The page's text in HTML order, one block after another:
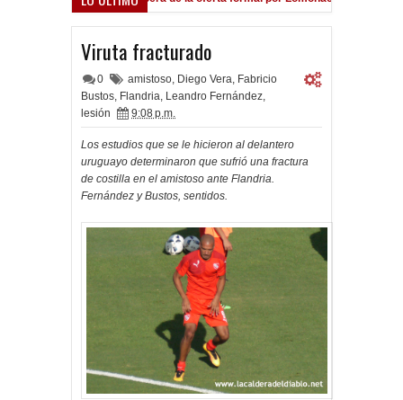
Viruta fracturado
0 amistoso, Diego Vera, Fabricio
Bustos, Flandria, Leandro Fernández,
lesión
9:08 p.m.
Los estudios que se le hicieron al delantero
uruguayo determinaron que sufrió una fractura
de costilla en el amistoso ante Flandria.
Fernández y Bustos, sentidos.